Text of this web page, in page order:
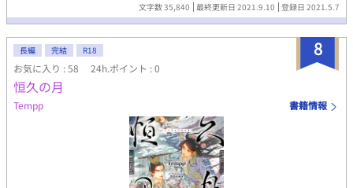
文字数 35,840 最終更新日 2021.9.10 登録日 2021.5.7
8
長編 完結 R18
お気に入り : 58 24h.ポイント : 0
恒久の月
Tempp 書籍情報